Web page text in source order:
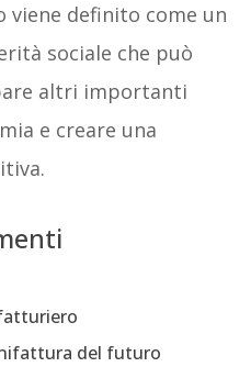
definito come un
sociale che può
altri importanti
e creare una
del futuro